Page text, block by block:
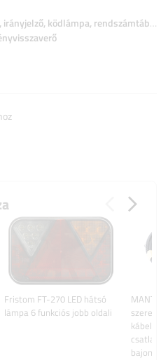
irányjelző ködlámpa rendszámtábla
Fristom FT-270 LED hátsó
lámpa 6 funkciós jobb oldali